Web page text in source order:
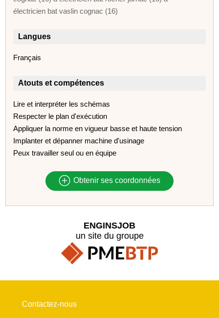
électricien bat vaslin cognac (16)
Langues
Français
Atouts et compétences
Lire et interpréter les schémas
Respecter le plan d'exécution
Appliquer la norme en vigueur basse et haute tension
Implanter et dépanner machine d'usinage
Peux travailler seul ou en équipe
Obtenir ses coordonnées
ENGINSJOB
un site du groupe
Contactez-nous